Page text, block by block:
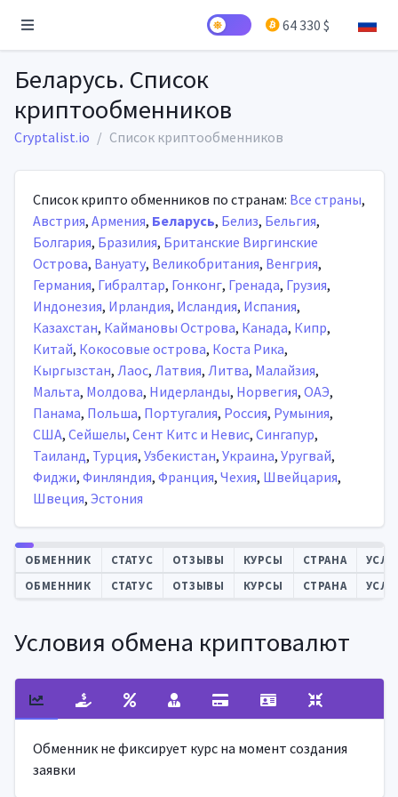
64 330 $
Беларусь. Список
криптообменников
Cryptalist.io Список криптообменников
Список крипто обменников по странам: Все страны,
Австрия, Армения, Беларусь, Белиз, Бельгия,
Болгария, Бразилия, Британские Виргинские
Острова, Вануату, Великобритания, Венгрия,
Германия, Гибралтар, Гонконг, Гренада, Грузия,
Индонезия, Ирландия, Исландия, Испания,
Казахстан, Каймановы Острова, Канада, Кипр,
Китай, Кокосовые острова, Коста Рика,
Кыргызстан, Лаос, Латвия, Литва, Малайзия,
Мальта, Молдова, Нидерланды, Норвегия, ОАЭ,
Панама, Польша, Португалия, Россия, Румыния,
США, Сейшелы, Сент Китс и Невис, Сингапур,
Таиланд, Турция, Узбекистан, Украина, Уругвай,
Фиджи, Финляндия, Франция, Чехия, Швейцария,
Швеция, Эстония
Автообновление
ОБМЕННИК СТАТУС ОТЗЫВЫ КУРСЫ СТРАНА
ОБМЕННИК
СТАТУС ОТЗЫВЫ КУРСЫ СТРАНА
Условия обмена криптовалют
Обменник не фиксирует курс на момент создания
заявки